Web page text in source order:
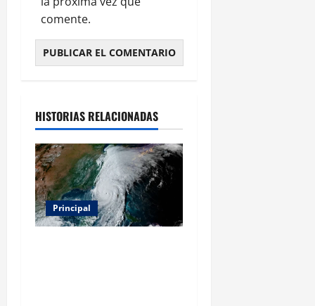
comente.
HISTORIAS RELACIONADAS
Principal